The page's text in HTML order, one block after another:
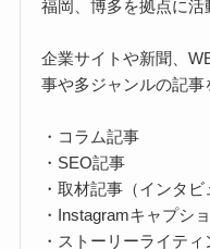
福岡、博多を拠点に
企業サイトや新聞、
事や多ジャンルの記事
・コラム記事
・SEO記事
・取材記事（インタビ
・Instagramキャプシ
・ストーリーライティ